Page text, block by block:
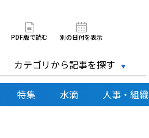
PDF版で読む 別の日付を表示
カテゴリから記事を探す
特集 水滴 人事・組織